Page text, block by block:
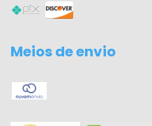
Meios de envio